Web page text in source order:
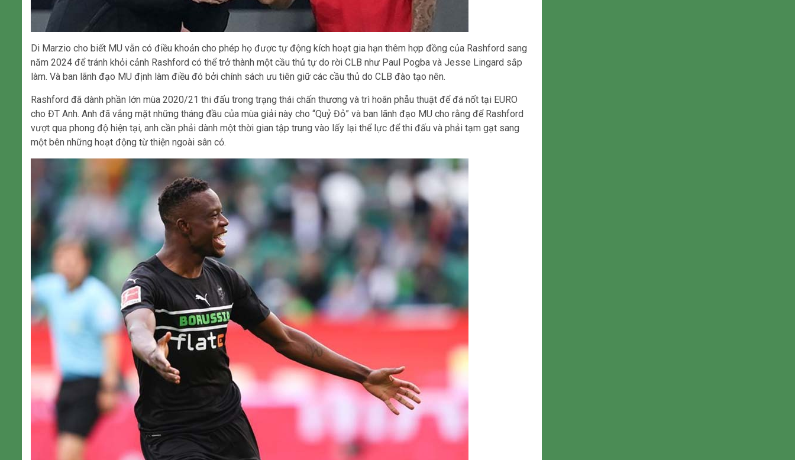
Di Marzio cho biết MU vẫn có điều khoản cho phép họ được tự động kích hoạt gia hạn thêm hợp đồng của Rashford sang
năm 2024 để tránh khỏi cảnh Rashford có thể trở thành một cầu thủ tự do rời CLB như Paul Pogba và Jesse Lingard sắp
làm. Và ban lãnh đạo MU định làm điều đó bởi chính sách ưu tiên giữ các cầu thủ do CLB đào tạo nên.
Rashford đã dành phần lớn mùa 2020/21 thi đấu trong trạng thái chấn thương và trì hoãn phẫu thuật để đá nốt tại EURO
cho ĐT Anh. Anh đã vắng mặt những tháng đầu của mùa giải này cho “Quỷ Đỏ” và ban lãnh đạo MU cho rằng để Rashford
vượt qua phong độ hiện tại, anh cần phải dành một thời gian tập trung vào lấy lại thể lực để thi đấu và phải tạm gạt sang
một bên những hoạt động từ thiện ngoài sân cỏ.